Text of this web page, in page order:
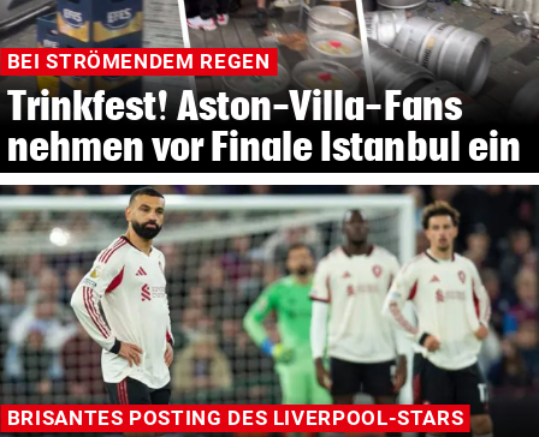
BEI STRÖMENDEM REGEN
Trinkfest! Aston-Villa-Fans
nehmen vor Finale Istanbul ein
BRISANTES POSTING DES LIVERPOOL-STARS